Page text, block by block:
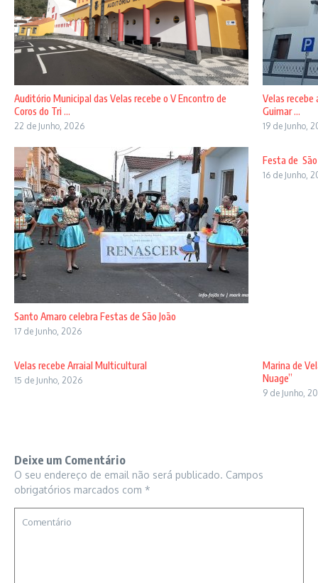
Auditório Municipal das Velas recebe o V Encontro de
Coros do Tri ...
22 de Junho, 2026
Velas recebe
Guimar ...
19 de Junho,
Santo Amaro celebra Festas de São João
17 de Junho, 2026
Festa de São
16 de Junho,
Velas recebe Arraial Multicultural
15 de Junho, 2026
Marina de
Nuage”
9 de Junho,
Deixe um Comentário
O seu endereço de email não será publicado. Campos
obrigatórios marcados com *